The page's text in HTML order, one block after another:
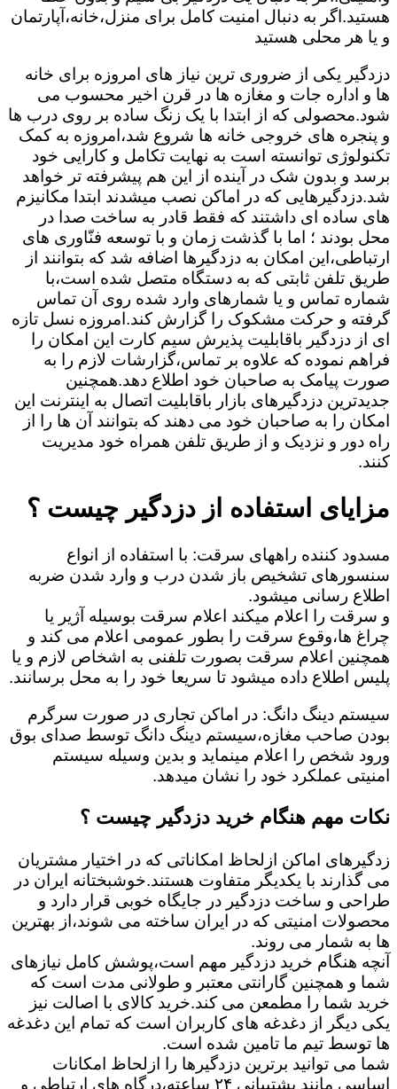
هستید.اگر به دنبال امنیت کامل برای منزل،خانه،آپارتمان
و یا هر محلی هستید
دزدگیر یکی از ضروری ترین نیاز های امروزه برای خانه
ها و اداره جات و مغازه ها در قرن اخیر محسوب می
شود.محصولی که از ابتدا با یک زنگ ساده بر روی درب ها
و پنجره های خروجی خانه ها شروع شد،امروزه به کمک
تکنولوژی توانسته است به نهایت تکامل و کارایی خود
برسد و بدون شک در آینده از این هم پیشرفته تر خواهد
شد.دزدگیرهایی که در اماکن نصب میشدند ابتدا مکانیزم
های ساده ای داشتند که فقط قادر به ساخت صدا در
محل بودند ؛ اما با گذشت زمان و با توسعه فنّاوری های
ارتباطی،این امکان به دزدگیرها اضافه شد که بتوانند از
طریق تلفن ثابتی که به دستگاه متصل شده است،با
شماره تماس و یا شمارهای وارد شده روی آن تماس
گرفته و حرکت مشکوک را گزارش کند.امروزه نسل تازه
ای از دزدگیر باقابلیت پذیرش سیم کارت این امکان را
فراهم نموده که علاوه بر تماس،گزارشات لازم را به
صورت پیامک به صاحبان خود اطلاع دهد.همچنین
جدیدترین دزدگیرهای بازار باقابلیت اتصال به اینترنت این
امکان را به صاحبان خود می دهند که بتوانند آن ها را از
راه دور و نزدیک و از طریق تلفن همراه خود مدیریت
کنند.
مزایای استفاده از دزدگیر چیست ؟
مسدود کننده راههای سرقت: با استفاده از انواع
سنسورهای تشخیص باز شدن درب و وارد شدن ضربه
اطلاع رسانی میشود.
و سرقت را اعلام میکند اعلام سرقت بوسیله آژیر یا
چراغ ها،وقوع سرقت را بطور عمومی اعلام می کند و
همچنین اعلام سرقت بصورت تلفنی به اشخاص لازم و یا
پلیس اطلاع داده میشود تا سریعا خود را به محل برسانند.
سیستم دینگ دانگ: در اماکن تجاری در صورت سرگرم
بودن صاحب مغازه،سیستم دینگ دانگ توسط صدای بوق
ورود شخص را اعلام مینماید و بدین وسیله سیستم
امنیتی عملکرد خود را نشان میدهد.
نکات مهم هنگام خرید دزدگیر چیست ؟
زدگیرهای اماکن ازلحاظ امکاناتی که در اختیار مشتریان
می گذارند با یکدیگر متفاوت هستند.خوشبختانه ایران در
طراحی و ساخت دزدگیر در جایگاه خوبی قرار دارد و
محصولات امنیتی که در ایران ساخته می شوند،از بهترین
ها به شمار می روند.
آنچه هنگام خرید دزدگیر مهم است،پوشش کامل نیازهای
شما و همچنین گارانتی معتبر و طولانی مدت است که
خرید شما را مطمعن می کند.خرید کالای با اصالت نیز
یکی دیگر از دغدغه های کاربران است که تمام این دغدغه
ها توسط تیم ما تامین شده است.
شما می توانید برترین دزدگیرها را ازلحاظ امکانات
اساسی مانند پشتیبانی ۲۴ ساعته،درگاه های ارتباطی و